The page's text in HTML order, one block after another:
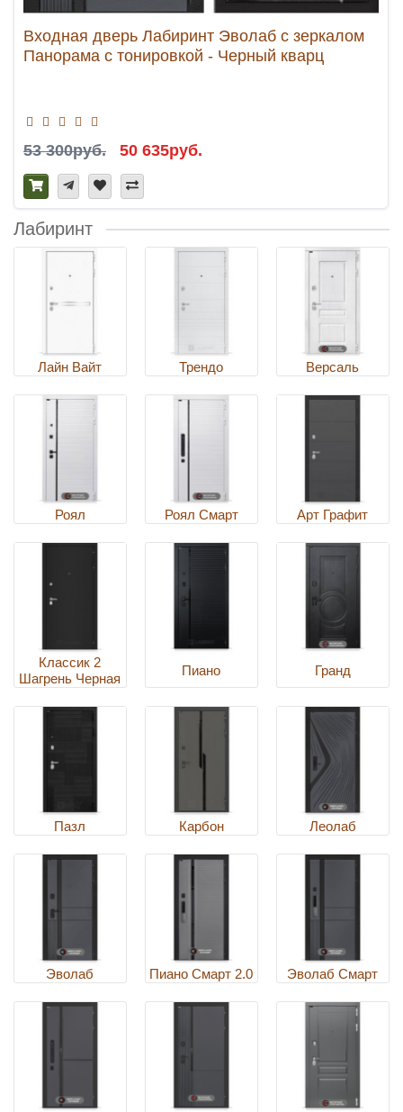
Входная дверь Лабиринт Эволаб с зеркалом
Панорама с тонировкой - Черный кварц
53 300руб. 50 635руб.
Лабиринт
Лайн Вайт Трендо Версаль
Роял Роял Смарт Арт Графит
Классик 2
Шагрень Черная
Пиано Гранд
Пазл Карбон Леолаб
Эволаб Пиано Смарт 2.0 Эволаб Смарт